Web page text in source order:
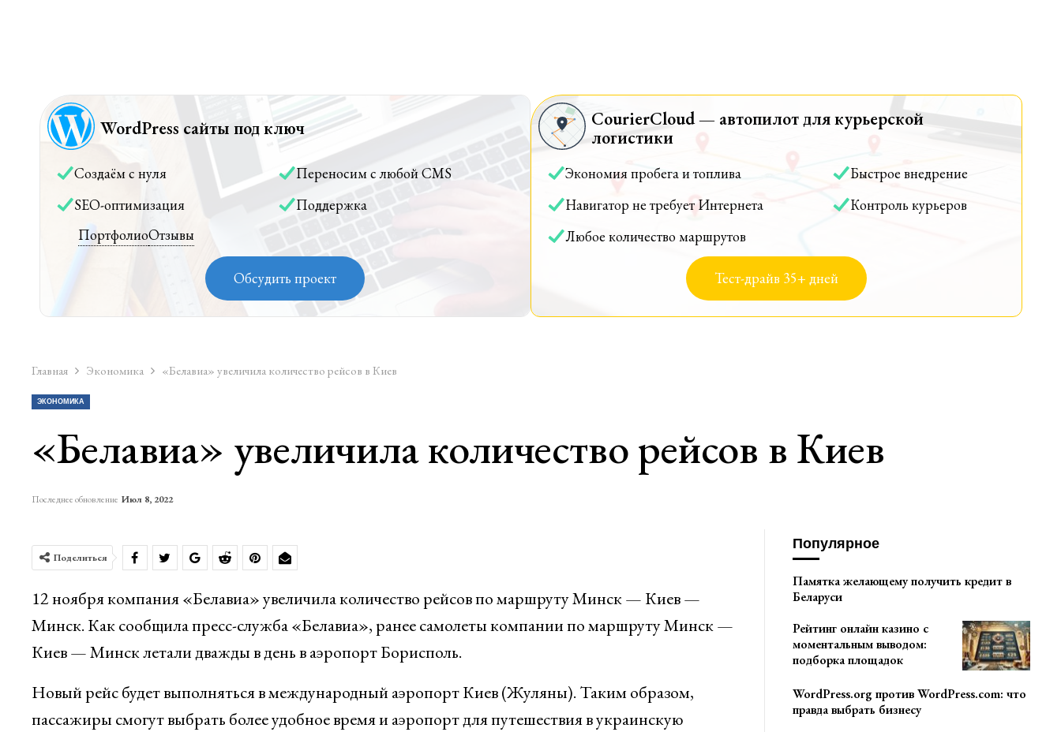
WordPress сайты под ключ
Создаём с нуля
Переносим с любой CMS
SEO-оптимизация
Поддержка
ПортфолиоОтзывы
Обсудить проект
CourierCloud — автопилот для курьерской
логистики
Экономия пробега и топлива
Быстрое внедрение
Навигатор не требует Интернета
Контроль курьеров
Любое количество маршрутов
Тест-драйв 35+ дней
Главная Экономика «Белавиа» увеличила количество рейсов в Киев
ЭКОНОМИКА
«Белавиа» увеличила количество рейсов в Киев
Последнее обновление Июл 8, 2022
Поделиться
12 ноября компания «Белавиа» увеличила количество рейсов по маршруту Минск — Киев —
Минск. Как сообщила пресс-служба «Белавиа», ранее самолеты компании по маршруту Минск —
Киев — Минск летали дважды в день в аэропорт Борисполь.
Новый рейс будет выполняться в международный аэропорт Киев (Жуляны). Таким образом,
пассажиры смогут выбрать более удобное время и аэропорт для путешествия в украинскую
Популярное
Памятка желающему получить кредит в
Беларуси
Рейтинг онлайн казино с
моментальным выводом:
подборка площадок
WordPress.org против WordPress.com: что
правда выбрать бизнесу